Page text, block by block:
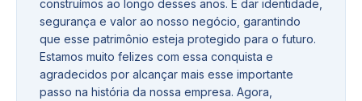
construímos ao longo desses anos. É dar identidade,
segurança e valor ao nosso negócio, garantindo
que esse patrimônio esteja protegido para o futuro.
Estamos muito felizes com essa conquista e
agradecidos por alcançar mais esse importante
passo na história da nossa empresa. Agora,